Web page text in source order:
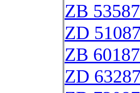
ZB 53587
ZD
ZB 60187
ZD